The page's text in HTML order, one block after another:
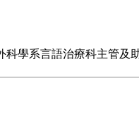
科學系言語治療科主管及